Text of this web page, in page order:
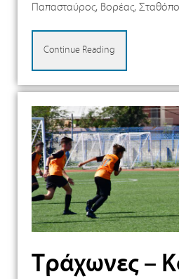
Παπασταύρος, Βορέας,
Continue Reading
Τράχωνες –